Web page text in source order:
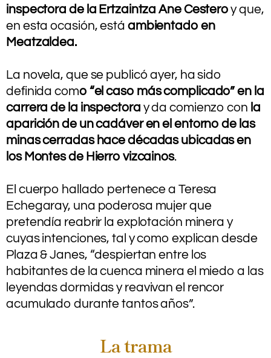
inspectora de la Ertzaintza Ane Cesteroy que,
en esta ocasión, está ambientado en
Meatzaldea.
La novela, que se publicó ayer, ha sido
definida como “el caso más complicado” en la
carrera de la inspectora y da comienzo con la
aparición de un cadáver en el entorno de las
minas cerradas hace décadas ubicadas en
los Montes de Hierro vizcainos.
El cuerpo hallado pertenece a Teresa
Echegaray, una poderosa mujer que
pretendía reabrir la explotación minera y
cuyas intenciones, tal y como explican desde
Plaza & Janes, “despiertan entre los
habitantes de la cuenca minera el miedo a las
leyendas dormidas y reavivan el rencor
acumulado durante tantos años”.
La trama